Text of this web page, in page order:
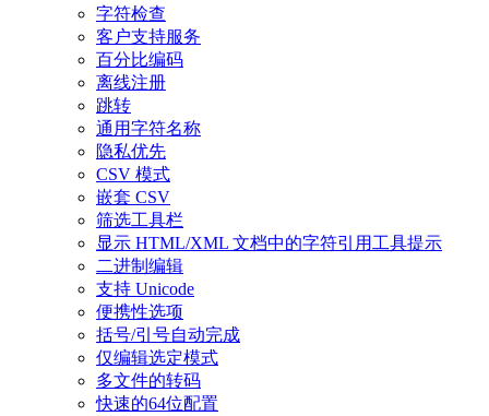
字符检查
客户支持服务
百分比编码
离线注册
跳转
通用字符名称
隐私优先
CSV 模式
嵌套 CSV
筛选工具栏
显示 HTML/XML 文档中的字符引用工具提示
二进制编辑
支持 Unicode
便携性选项
括号/引号自动完成
仅编辑选定模式
多文件的转码
快速的64位配置